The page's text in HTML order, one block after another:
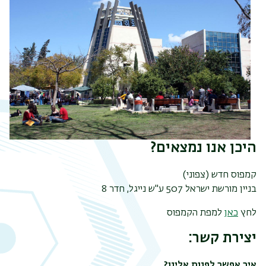
היכן אנו נמצאים?
קמפוס חדש (צפוני)
בניין מורשת ישראל 507 ע"ש נייגל, חדר 8
לחץ כאן למפת הקמפוס
יצירת קשר: